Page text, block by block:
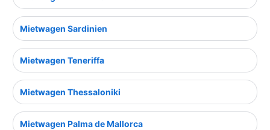
Mietwagen Sardinien
Mietwagen Teneriffa
Mietwagen Thessaloniki
Mietwagen Palma de Mallorca